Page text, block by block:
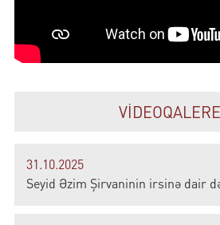
31.10.2025
Seyid Əzim Şirvaninin irsinə dair